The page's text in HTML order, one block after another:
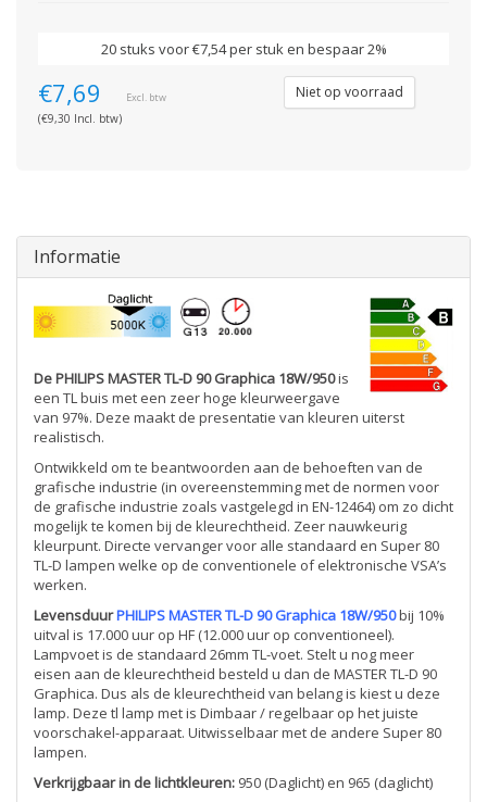
20 stuks voor €7,54 per stuk en bespaar 2%
€7,69 Excl. btw
(€9,30 Incl. btw)
Niet op voorraad
Informatie
De PHILIPS MASTER TL-D 90 Graphica 18W/950is
een TL buis met een zeer hoge kleurweergave
van 97%. Deze maakt de presentatie van kleuren uiterst
realistisch.
Ontwikkeld om te beantwoorden aan de behoeften van de
grafische industrie (in overeenstemming met de normen voor
de grafische industrie zoals vastgelegd in EN-12464) om zo dicht
mogelijk te komen bij de kleurechtheid. Zeer nauwkeurig
kleurpunt. Directe vervanger voor alle standaard en Super 80
TL-D lampen welke op de conventionele of elektronische VSA’s
werken.
LevensduurPHILIPS MASTER TL-D 90 Graphica 18W/950bij 10%
uitval is 17.000 uur op HF (12.000 uur op conventioneel).
Lampvoet is de standaard 26mm TL-voet. Stelt u nog meer
eisen aan de kleurechtheid besteld u dan de MASTER TL-D 90
Graphica. Dus als de kleurechtheid van belang is kiest u deze
lamp. Deze tl lamp met is Dimbaar / regelbaar op het juiste
voorschakel-apparaat. Uitwisselbaar met de andere Super 80
lampen.
Verkrijgbaar in de lichtkleuren: 950 (Daglicht) en 965 (daglicht)